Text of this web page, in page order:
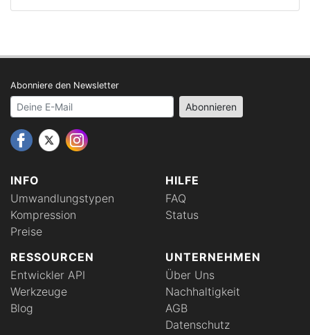
INFO
Umwandlungstypen
Kompression
Preise
HILFE
FAQ
Status
RESSOURCEN
Entwickler API
Werkzeuge
Blog
UNTERNEHMEN
Über Uns
Nachhaltigkeit
AGB
Datenschutz
Abonniere den Newsletter
Your email address Abonnieren